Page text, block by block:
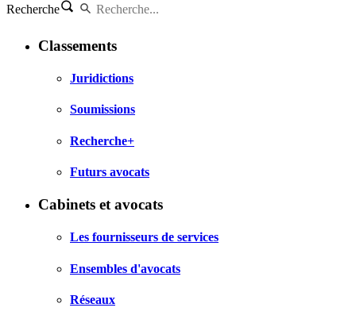
Recherche
Classements
Juridictions
Soumissions
Recherche+
Futurs avocats
Cabinets et avocats
Les fournisseurs de services
Ensembles d'avocats
Réseaux